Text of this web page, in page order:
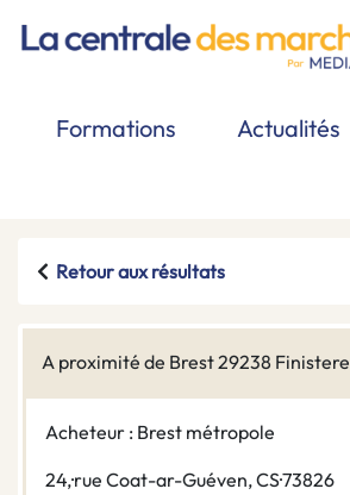
Formations Actualités
Retour aux résultats
A proximité de Brest 29238 Finistere
Acheteur : Brest métropole
24,·rue Coat-ar-Guéven, CS·73826